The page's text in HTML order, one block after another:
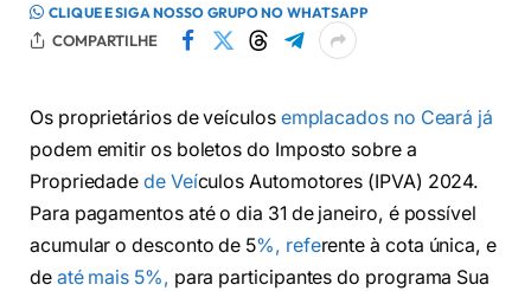
CLIQUE E SIGA NOSSO GRUPO NO WHATSAPP
COMPARTILHE
Os proprietários de veículos emplacados no Ceará já
podem emitir os boletos do Imposto sobre a
Propriedadede Veículos Automotores (IPVA) 2024.
Para pagamentos até o dia 31 de janeiro, é possível
acumular o desconto de 5%, referente à cota única, e
de até mais 5%, para participantes do programa Sua